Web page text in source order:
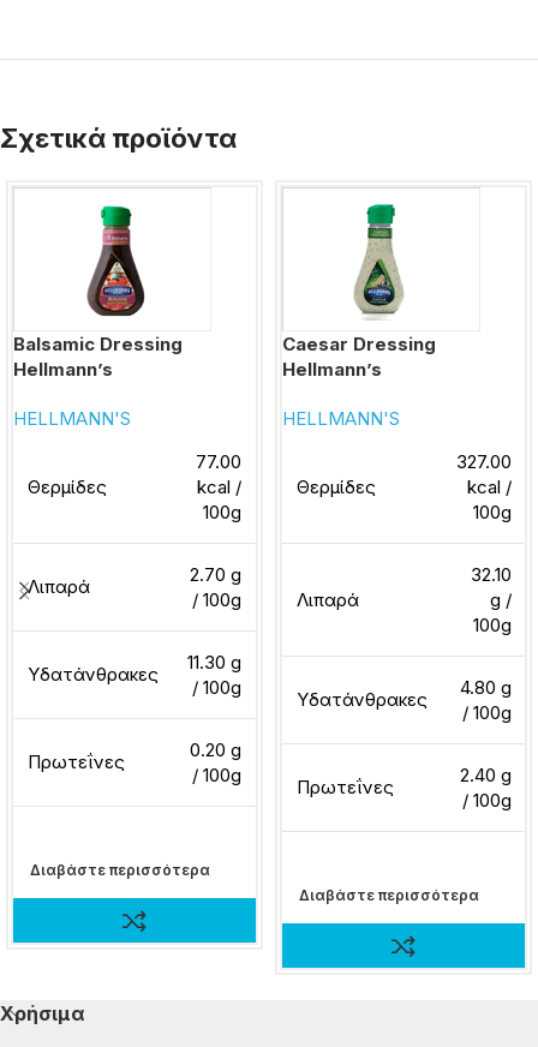
Σχετικά προϊόντα
Balsamic Dressing
Hellmann’s
HELLMANN'S
Θερμίδες
77.00
kcal /
100g
Λιπαρά
2.70 g
/ 100g
Υδατάνθρακες
11.30 g
/ 100g
Πρωτεΐνες
0.20 g
/ 100g
Διαβάστε περισσότερα
Caesar Dressing
Hellmann’s
HELLMANN'S
Θερμίδες
327.00
kcal /
100g
Λιπαρά
32.10
g /
100g
Υδατάνθρακες
4.80 g
/ 100g
Πρωτεΐνες
2.40 g
/ 100g
Διαβάστε περισσότερα
Χρήσιμα